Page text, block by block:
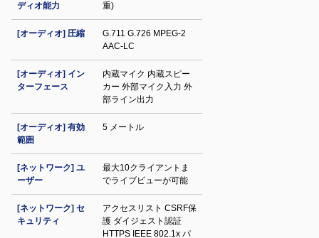
ディオ能力
重)
[オーディオ] 圧縮
G.711 G.726 MPEG-2
AAC-LC
[オーディオ] イン
ターフェース
内蔵マイク 内蔵スピー
カー 外部マイク入力 外
部ライン出力
[オーディオ] 有効
範囲
5 メートル
[ネットワーク] ユ
ーザー
最大10クライアントま
でライブビューが可能
[ネットワーク] セ
キュリティ
アクセスリスト CSRF保
護 ダイジェスト認証
HTTPS IEEE 802.1x パ